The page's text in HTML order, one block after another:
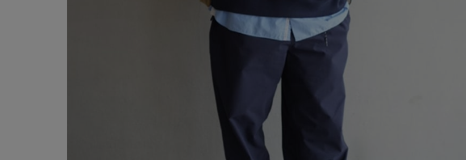
ゲスト
ログイン / マイページ